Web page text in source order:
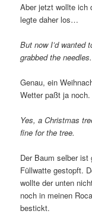
Aber jetzt wollte ich
legte daher los…
But now I’d wanted
grabbed the needles.
Genau, ein
Wetter paßt ja noch.
Yes, a Christmas
fine for the tree.
Der Baum selber
Füllwatte gestopft.
wollte der unten
noch in meinen
bestickt.